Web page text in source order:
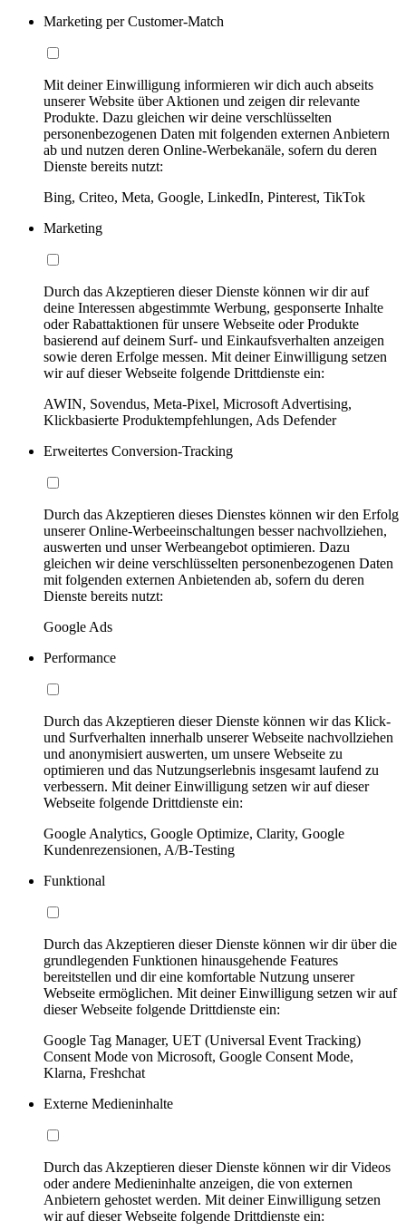
Marketing per Customer-Match
Mit deiner Einwilligung informieren wir dich auch abseits
unserer Website über Aktionen und zeigen dir relevante
Produkte. Dazu gleichen wir deine verschlüsselten
personenbezogenen Daten mit folgenden externen Anbietern
ab und nutzen deren Online-Werbekanäle, sofern du deren
Dienste bereits nutzt:
Bing, Criteo, Meta, Google, LinkedIn, Pinterest, TikTok
Marketing
Durch das Akzeptieren dieser Dienste können wir dir auf
deine Interessen abgestimmte Werbung, gesponserte Inhalte
oder Rabattaktionen für unsere Webseite oder Produkte
basierend auf deinem Surf- und Einkaufsverhalten anzeigen
sowie deren Erfolge messen. Mit deiner Einwilligung setzen
wir auf dieser Webseite folgende Drittdienste ein:
AWIN, Sovendus, Meta-Pixel, Microsoft Advertising,
Klickbasierte Produktempfehlungen, Ads Defender
Erweitertes Conversion-Tracking
Durch das Akzeptieren dieses Dienstes können wir den Erfolg
unserer Online-Werbeeinschaltungen besser nachvollziehen,
auswerten und unser Werbeangebot optimieren. Dazu
gleichen wir deine verschlüsselten personenbezogenen Daten
mit folgenden externen Anbietenden ab, sofern du deren
Dienste bereits nutzt:
Google Ads
Performance
Durch das Akzeptieren dieser Dienste können wir das Klick-
und Surfverhalten innerhalb unserer Webseite nachvollziehen
und anonymisiert auswerten, um unsere Webseite zu
optimieren und das Nutzungserlebnis insgesamt laufend zu
verbessern. Mit deiner Einwilligung setzen wir auf dieser
Webseite folgende Drittdienste ein:
Google Analytics, Google Optimize, Clarity, Google
Kundenrezensionen, A/B-Testing
Funktional
Durch das Akzeptieren dieser Dienste können wir dir über die
grundlegenden Funktionen hinausgehende Features
bereitstellen und dir eine komfortable Nutzung unserer
Webseite ermöglichen. Mit deiner Einwilligung setzen wir auf
dieser Webseite folgende Drittdienste ein:
Google Tag Manager, UET (Universal Event Tracking)
Consent Mode von Microsoft, Google Consent Mode,
Klarna, Freshchat
Externe Medieninhalte
Durch das Akzeptieren dieser Dienste können wir dir Videos
oder andere Medieninhalte anzeigen, die von externen
Anbietern gehostet werden. Mit deiner Einwilligung setzen
wir auf dieser Webseite folgende Drittdienste ein: